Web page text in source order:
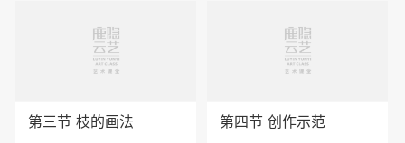
第三节 枝的画法 第四节 创作示范